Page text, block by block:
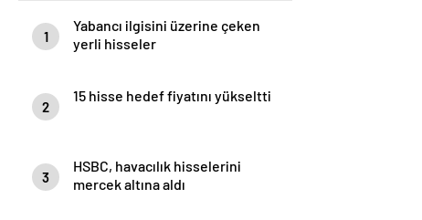
1
Yabancı ilgisini üzerine çeken
yerli hisseler
2
15 hisse hedef fiyatını yükseltti
3
HSBC, havacılık hisselerini
mercek altına aldı